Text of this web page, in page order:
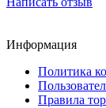
Информация
Политика
Правила